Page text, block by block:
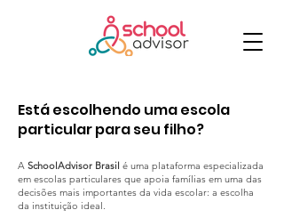
Está escolhendo uma escola
particular para seu filho?
A SchoolAdvisor Brasil é uma plataforma especializada
em escolas particulares que apoia famílias em uma das
decisões mais importantes da vida escolar: a escolha
da instituição ideal.